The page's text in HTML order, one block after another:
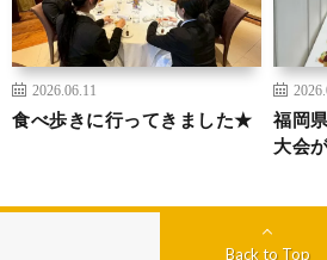
2026.06.11
食べ歩きに行ってきました★
福岡
大会
Back to Top